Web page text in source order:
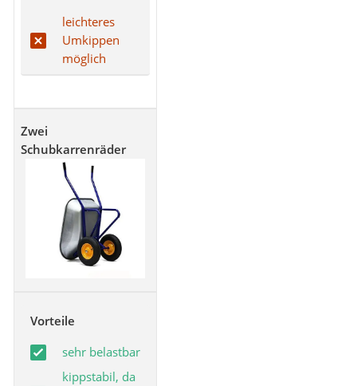
leichteres
Umkippen
möglich
Zwei
Schubkarrenräder
Vorteile
sehr belastbar
kippstabil, da